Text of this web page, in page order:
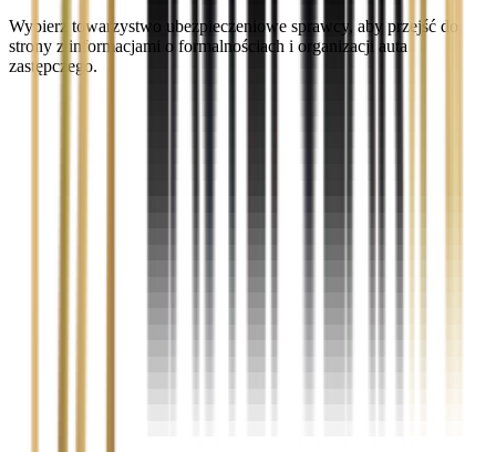
Wybierz towarzystwo ubezpieczeniowe sprawcy, aby przejść do
strony z informacjami o formalnościach i organizacji auta
zastępczego.